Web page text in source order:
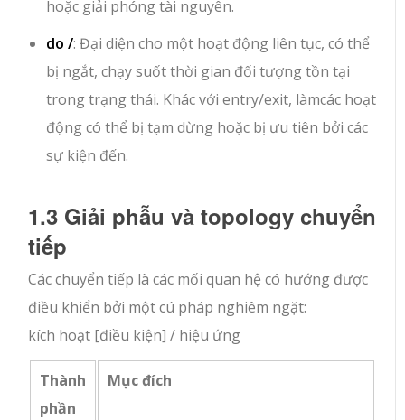
hoặc giải phóng tài nguyên.
do /: Đại diện cho một hoạt động liên tục, có thể
bị ngắt, chạy suốt thời gian đối tượng tồn tại
trong trạng thái. Khác vớientry/exit, làmcác hoạt
động có thể bị tạm dừng hoặc bị ưu tiên bởi các
sự kiện đến.
1.3 Giải phẫu và topology chuyển
tiếp
Các chuyển tiếp là các mối quan hệ có hướng được
điều khiển bởi một cú pháp nghiêm ngặt:
kích hoạt [điều kiện] / hiệu ứng
Thành
phần
Mục đích